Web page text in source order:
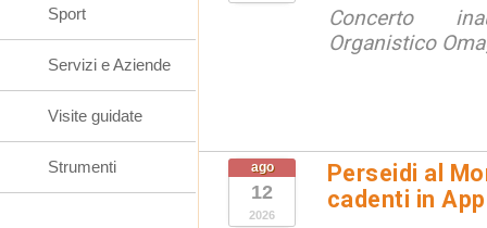
Concerto
Organistico
ago
12
2026
Perseidi al
cadenti in
Sport
Servizi e Aziende
Visite guidate
Strumenti